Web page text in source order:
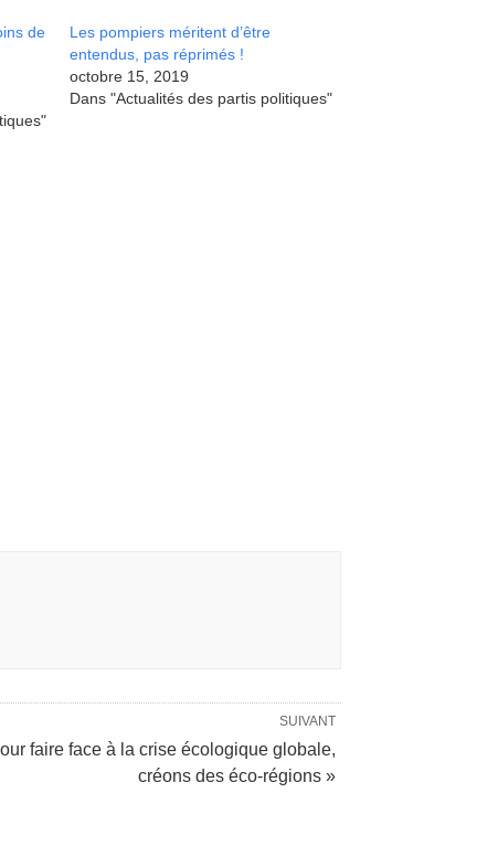
de
Les pompiers méritent d’être
entendus, pas réprimés !
octobre 15, 2019
Dans "Actualités des partis politiques"
SUIVANT
faire face à la crise écologique globale,
créons des éco-régions »